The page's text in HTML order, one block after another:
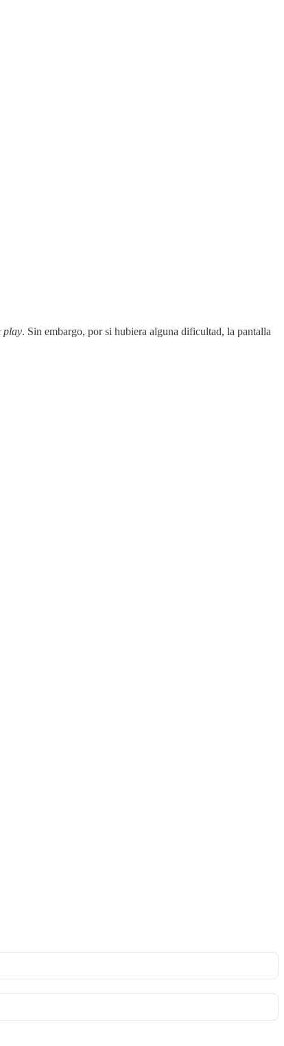
play. Sin embargo, por si hubiera alguna dificultad, la pantalla